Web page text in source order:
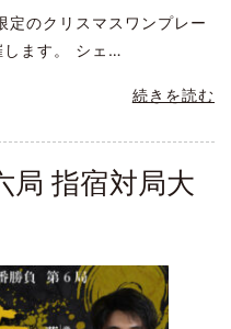
のクリスマスワンプレー
します。 シェ…
続きを読む
指宿対局大